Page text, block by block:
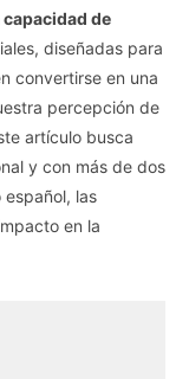
de
diseñadas para
convertirse en una
percepción de
artículo busca
y con más de dos
las
en la